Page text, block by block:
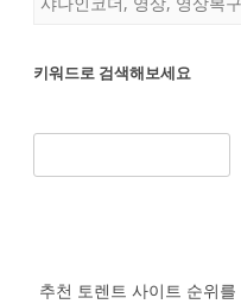
키워드로 검색해보세요
추천 토렌트 사이트 순위